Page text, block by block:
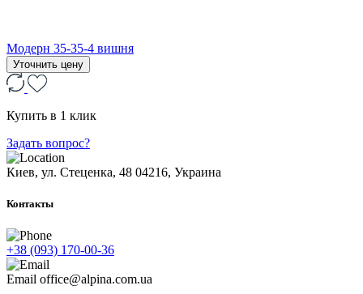
Модерн 35-35-4 вишня
Уточнить цену
Купить в 1 клик
Задать вопрос?
Киев, ул. Стеценка, 48 04216, Украина
Контакты
+38 (093) 170-00-36
Email office@alpina.com.ua